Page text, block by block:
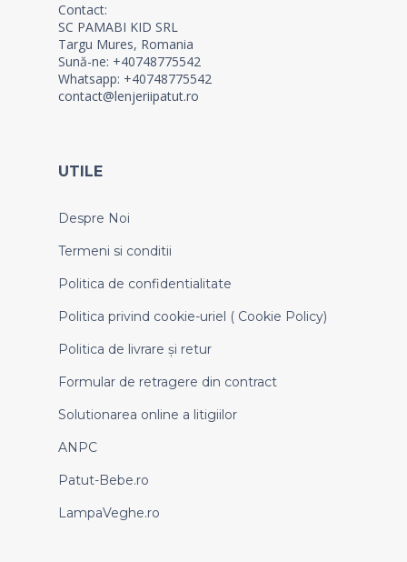
Contact:
SC PAMABI KID SRL
Targu Mures, Romania
Sună-ne: +40748775542
Whatsapp: +40748775542
contact@lenjeriipatut.ro
UTILE
Despre Noi
Termeni si conditii
Politica de confidentialitate
Politica privind cookie-uriel ( Cookie Policy)
Politica de livrare și retur
Formular de retragere din contract
Solutionarea online a litigiilor
ANPC
Patut-Bebe.ro
LampaVeghe.ro